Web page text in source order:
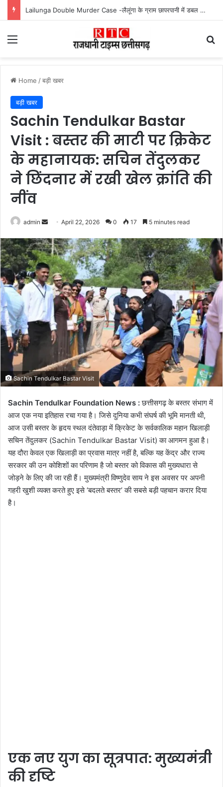
Mahtari Vandan 30th Installment : महतारी वंदन योजना की 30वीं किस्त जारी, ऐसे करें भुगतान स्टेटस चेक
Menu
Home /बड़ी खबर
बड़ी खबर
Sachin Tendulkar Bastar
Visit : बस्तर की माटी पर क्रिकेट
के महानायक: सचिन तेंदुलकर
ने छिंदनार में रखी खेल क्रांति की
नींव
admin
Send
email
April 22, 2026 0 17 5 minutes read
Sachin Tendulkar Bastar Visit
Sachin Tendulkar Foundation News :छत्तीसगढ़ के बस्तर संभाग में
आज एक नया इतिहास रचा गया है। जिसे दुनिया कभी संघर्ष की भूमि मानती थी,
आज उसी बस्तर के हृदय स्थल दंतेवाड़ा में क्रिकेट के सर्वकालिक महान खिलाड़ी
सचिन तेंदुलकर (Sachin Tendulkar Bastar Visit) का आगमन हुआ है।
यह दौरा केवल एक खिलाड़ी का प्रवास मात्र नहीं है, बल्कि यह केंद्र और राज्य
सरकार की उन कोशिशों का परिणाम है जो बस्तर को विकास की मुख्यधारा से
जोड़ने के लिए की जा रही हैं। मुख्यमंत्री विष्णुदेव साय ने इस अवसर पर अपनी
गहरी खुशी व्यक्त करते हुए इसे ‘बदलते बस्तर’ की सबसे बड़ी पहचान करार दिया
है।
एक नए युग का सूत्रपात: मुख्यमंत्री
की दृष्टि